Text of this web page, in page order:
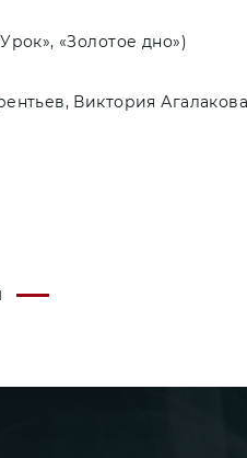
«Золотое дно»)
Виктория